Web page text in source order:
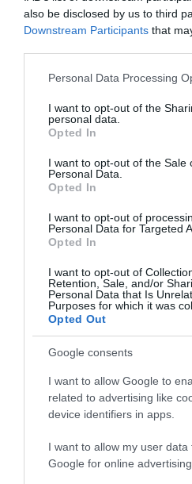
also be disclosed by us to third
Downstream Participants that
Please note that this website/
not limited to your visit or usage
grant or deny consent to Google
use your data for below
consent section.
Personal Data Processing
I want to opt-out of the
personal data.
Opted In
I want to opt-out of the Sale
Personal Data.
Opted In
I want to opt-out of
Personal Data for Targeted
Opted In
I want to opt-out of
Retention, Sale, and/or
Personal Data that Is
Purposes for which it was
Opted Out
Google consents
I want to allow Google to
related to advertising like
device identifiers in apps.
I want to allow my user data
Google for online
2023. SZEPTEMBER 15. ● HAMU ÉS